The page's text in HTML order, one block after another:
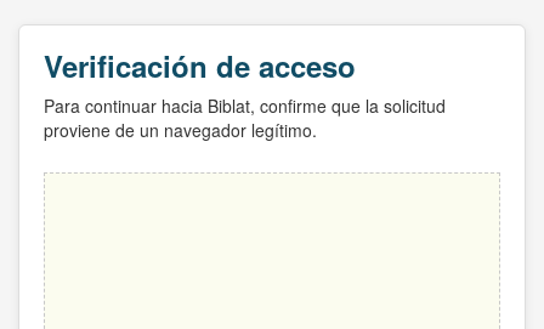
Verificación de acceso
Para continuar hacia Biblat, confirme que la solicitud
proviene de un navegador legítimo.